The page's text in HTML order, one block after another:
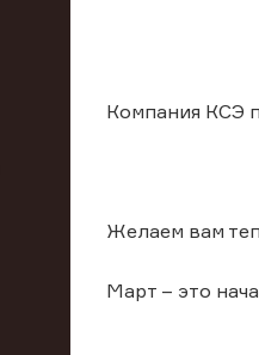
Компания КСЭ
Желаем вам
Март – это